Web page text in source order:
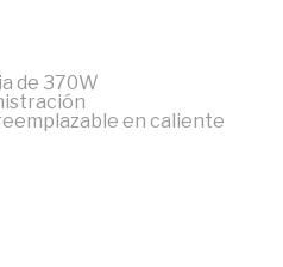
de 370W
en caliente